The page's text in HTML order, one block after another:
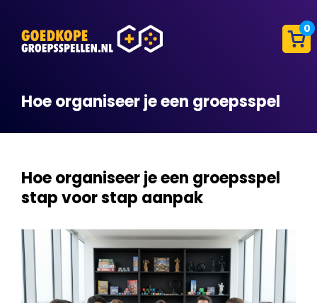
0
Hoe organiseer je een groepsspel
Hoe organiseer je een groepsspel
stap voor stap aanpak